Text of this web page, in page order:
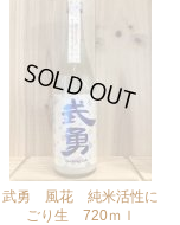
武勇 風花 純米活性に
ごり生 720ｍｌ